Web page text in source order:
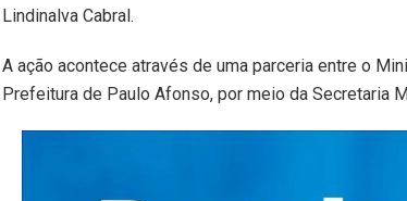
Lindinalva Cabral.
A ação acontece através de uma parceria entre o
Prefeitura de Paulo Afonso, por meio da Secretaria